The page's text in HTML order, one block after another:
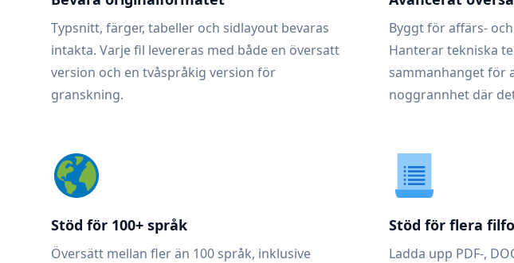
Typsnitt, färger, tabeller och sidlayout bevaras
intakta. Varje fil levereras med både en översatt
version och en tvåspråkig version för
granskning.
Byggt för affärs-
Hanterar tekniska
sammanhanget för
noggrannhet där
Stöd för 100+ språk
Översätt mellan fler än 100 språk, inklusive
Stöd för flera
Ladda upp PDF-,